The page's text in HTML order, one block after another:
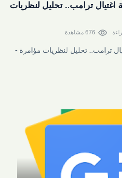
اغتيال ترامب.. تحليل لنظريات
visibility 676 مشاهدة
ترامب.. تحليل لنظريات مؤامرة -